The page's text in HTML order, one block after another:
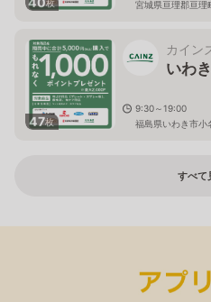
枚
宮城県亘理郡亘理
47枚
カイン
いわ
9:30～19:00
福島県いわき市小
すべて